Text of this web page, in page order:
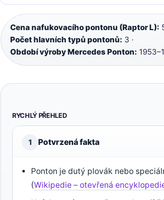
Cena nafukovacího pontonu (Raptor L):
Počet hlavních typů pontonů: 3 ·
Období výroby Mercedes Ponton:
RYCHLÝ PŘEHLED
1 Potvrzená fakta
Ponton je dutý plovák nebo
(Wikipedie – otevřená